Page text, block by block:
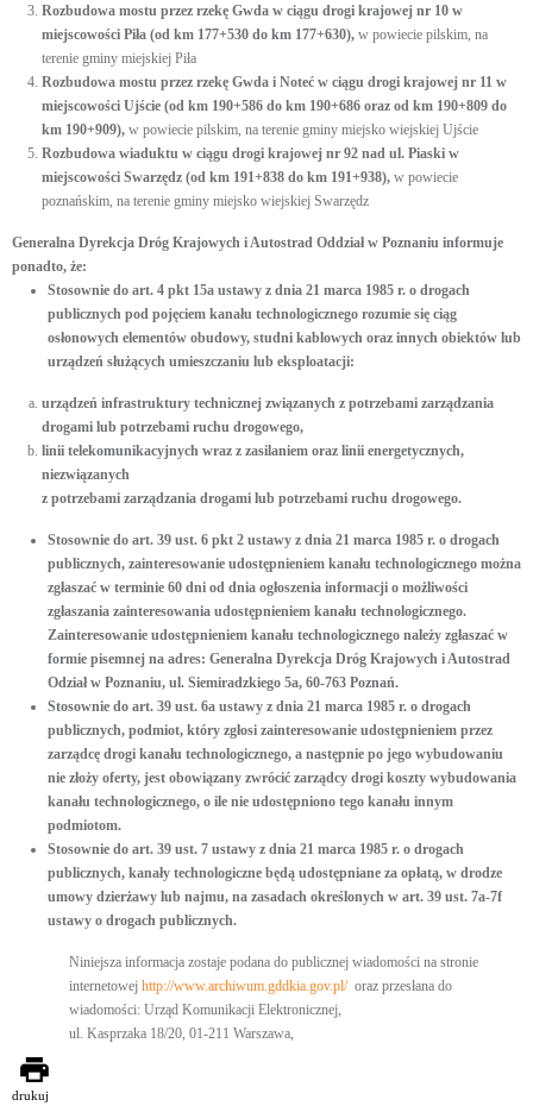
Rozbudowa mostu przez rzekę Gwda w ciągu drogi krajowej nr 10 w
miejscowości Piła (od km 177+530 do km 177+630), w powiecie pilskim, na
terenie gminy miejskiej Piła
Rozbudowa mostu przez rzekę Gwda i Noteć w ciągu drogi krajowej nr 11 w
miejscowości Ujście (od km 190+586 do km 190+686 oraz od km 190+809 do
km 190+909), w powiecie pilskim, na terenie gminy miejsko wiejskiej Ujście
Rozbudowa wiaduktu w ciągu drogi krajowej nr 92 nad ul. Piaski w
miejscowości Swarzędz (od km 191+838 do km 191+938), w powiecie
poznańskim, na terenie gminy miejsko wiejskiej Swarzędz
Generalna Dyrekcja Dróg Krajowych i Autostrad Oddział w Poznaniu informuje
ponadto, że:
Stosownie do art. 4 pkt 15a ustawy z dnia 21 marca 1985 r. o drogach
publicznych pod pojęciem kanału technologicznego rozumie się ciąg
osłonowych elementów obudowy, studni kablowych oraz innych obiektów lub
urządzeń służących umieszczaniu lub eksploatacji:
urządzeń infrastruktury technicznej związanych z potrzebami zarządzania
drogami lub potrzebami ruchu drogowego,
linii telekomunikacyjnych wraz z zasilaniem oraz linii energetycznych,
niezwiązanych
z potrzebami zarządzania drogami lub potrzebami ruchu drogowego.
Stosownie do art. 39 ust. 6 pkt 2 ustawy z dnia 21 marca 1985 r. o drogach
publicznych, zainteresowanie udostępnieniem kanału technologicznego można
zgłaszać w terminie 60 dni od dnia ogłoszenia informacji o możliwości
zgłaszania zainteresowania udostępnieniem kanału technologicznego.
Zainteresowanie udostępnieniem kanału technologicznego należy zgłaszać w
formie pisemnej na adres: Generalna Dyrekcja Dróg Krajowych i Autostrad
Odział w Poznaniu, ul. Siemiradzkiego 5a, 60-763 Poznań.
Stosownie do art. 39 ust. 6a ustawy z dnia 21 marca 1985 r. o drogach
publicznych, podmiot, który zgłosi zainteresowanie udostępnieniem przez
zarządcę drogi kanału technologicznego, a następnie po jego wybudowaniu
nie złoży oferty, jest obowiązany zwrócić zarządcy drogi koszty wybudowania
kanału technologicznego, o ile nie udostępniono tego kanału innym
podmiotom.
Stosownie do art. 39 ust. 7 ustawy z dnia 21 marca 1985 r. o drogach
publicznych, kanały technologiczne będą udostępniane za opłatą, w drodze
umowy dzierżawy lub najmu, na zasadach określonych w art. 39 ust. 7a-7f
ustawy o drogach publicznych.
Niniejsza informacja zostaje podana do publicznej wiadomości na stronie
internetowej http://www.archiwum.gddkia.gov.pl/oraz przesłana do
wiadomości: Urząd Komunikacji Elektronicznej,
ul. Kasprzaka 18/20, 01-211 Warszawa,
drukuj